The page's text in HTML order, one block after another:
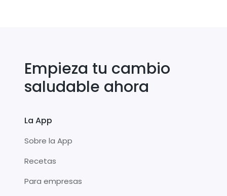
Empieza tu cambio
saludable ahora
La App
Sobre la App
Recetas
Para empresas